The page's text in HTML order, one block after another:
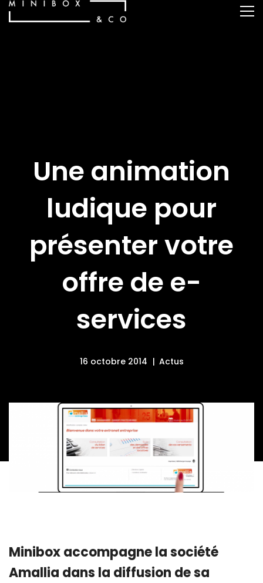
Une animation
ludique pour
présenter votre
offre de e-
services
16 octobre 2014 Actus
Minibox accompagne la société
Amallia dans la diffusion de sa